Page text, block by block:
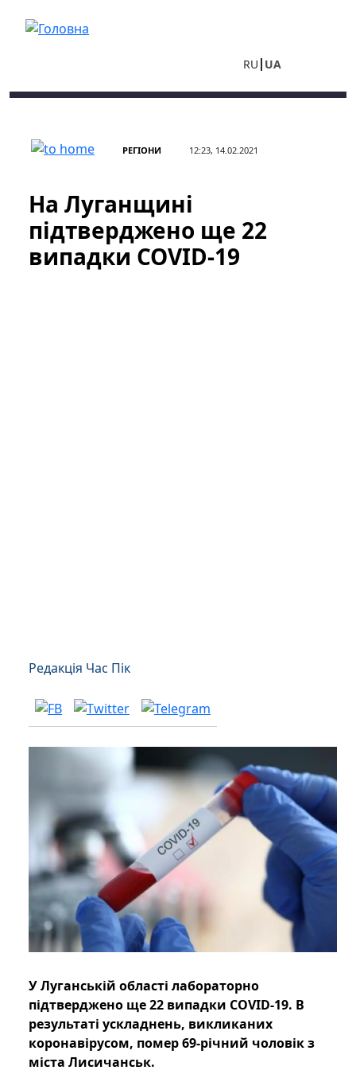
RU UA
РЕГІОНИ 12:23, 14.02.2021
На Луганщині
підтверджено ще 22
випадки COVID-19
Редакція Час Пік
У Луганській області лабораторно
підтверджено ще 22 випадки COVID-19. В
результаті ускладнень, викликаних
коронавірусом, помер 69-річний чоловік з
міста Лисичанськ.